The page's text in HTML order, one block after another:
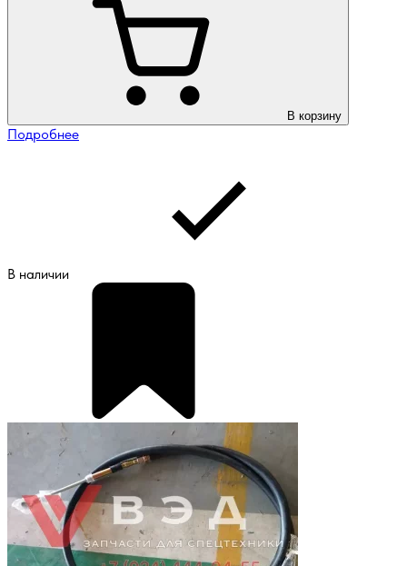
В корзину
Подробнее
В наличии